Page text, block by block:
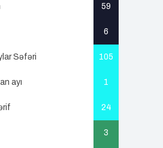
59
6
Səfəri 105
ayı 1
24
3